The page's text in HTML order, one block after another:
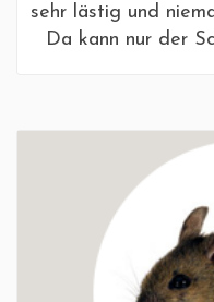
sehr lästig und
Da kann nur der